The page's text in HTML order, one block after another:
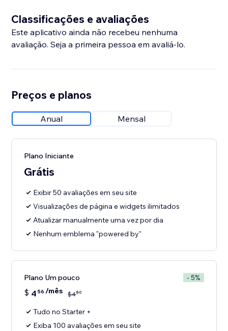
Classificações e avaliações
Este aplicativo ainda não recebeu nenhuma
avaliação. Seja a primeira pessoa em avaliá-lo.
Preços e planos
Anual Mensal
Plano Iniciante
Grátis
Exibir 50 avaliações em seu site
Visualizações de página e widgets ilimitados
Atualizar manualmente uma vez por dia
Nenhum emblema "powered by"
Plano Um pouco - 5%
$ 4 56 /mês $480
Tudo no Starter +
Exiba 100 avaliações em seu site